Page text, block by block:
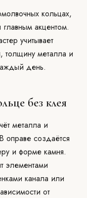
кольцах,
главным акцентом.
учитывает
толщину металла и
день.
без клея
металла и
оправе создаётся
и форме камня.
элементами
канала или
от